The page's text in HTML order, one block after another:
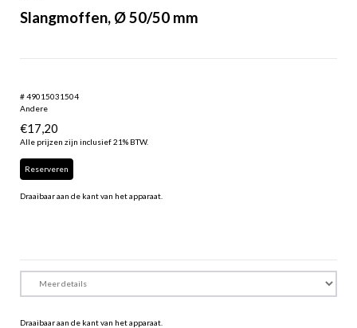
Slangmoffen, Ø 50/50 mm
# 49015031504
Andere
€17,20
Alle prijzen zijn inclusief 21% BTW.
Reserveren
Draaibaar aan de kant van het apparaat.
Draaibaar aan de kant van het apparaat.